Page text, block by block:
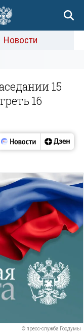
Новости
15
16
© пресс-служба Госдумы